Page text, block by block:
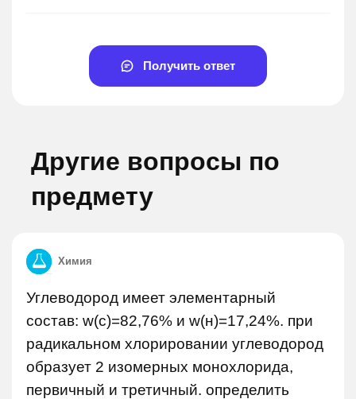
Получить ответ
Другие вопросы по
предмету
Химия
Углеводород имеет элементарный
состав: w(с)=82,76% и w(н)=17,24%. при
радикальном хлорировании углеводород
образует 2 изомерных монохлорида,
первичный и третичный. определить